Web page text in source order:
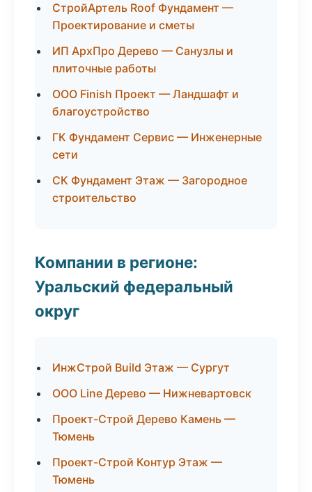
СтройАртель Roof Фундамент —
Проектирование и сметы
ИП АрхПро Дерево — Санузлы и
плиточные работы
ООО Finish Проект — Ландшафт и
благоустройство
ГК Фундамент Сервис — Инженерные
сети
СК Фундамент Этаж — Загородное
строительство
Компании в регионе:
Уральский федеральный
округ
ИнжСтрой Build Этаж — Сургут
ООО Line Дерево — Нижневартовск
Проект-Строй Дерево Камень —
Тюмень
Проект-Строй Контур Этаж —
Тюмень